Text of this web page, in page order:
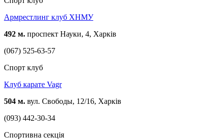
Армрестлинг клуб ХНМУ
492 м. проспект Науки, 4, Харків
(067) 525-63-57
Спорт клуб
Клуб карате Vagr
504 м. вул. Свободы, 12/16, Харків
(093) 442-30-34
Спортивна секція